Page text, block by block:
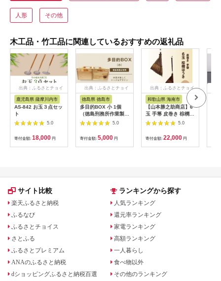
人形 その他
木工品・竹工品に関連しているおすすめの返礼品
出典：ふるさとチョイ
ス
鹿児島県 薩摩川内市
AS-842 お玉３点セッ
ト
5.0
寄付金額: 18,000 円
出典：ふるさとチョイ
徳島県 徳島市
多目的BOX 小 1個
（徳島刑務所作業製
品）
5.0
寄付金額: 5,000 円
出典：ふるさとチョイ
和歌山県 海南市
【山本勝之助商店】6
玉 手箒 皮巻き 棕櫚ほ
うき
5.0
寄付金額: 22,000 円
サイト比較
楽天ふるさと納税
ふるなび
ふるさとチョイス
さとふる
ふるさとプレミアム
ANAのふるさと納税
dショッピングふるさと納税百選
ランキングから探す
人気ランキング
還元率ランキング
家電ランキング
高額ランキング
一人暮らし
食べ物以外
その他のランキング